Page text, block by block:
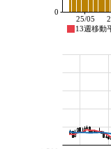
13週移動
25/05
0